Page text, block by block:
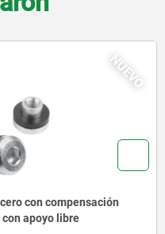
NUEVO
compensación
libre